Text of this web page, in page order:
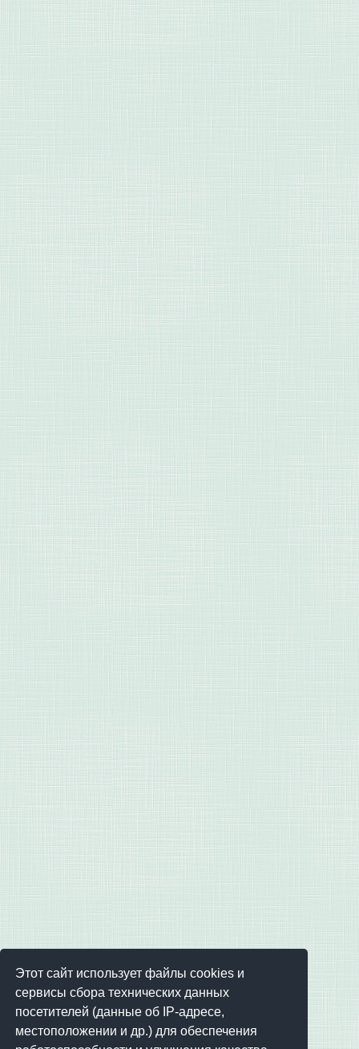
Этот сайт использует файлы cookies и
сервисы сбора технических данных
посетителей (данные об IP-адресе,
местоположении и др.) для обеспечения